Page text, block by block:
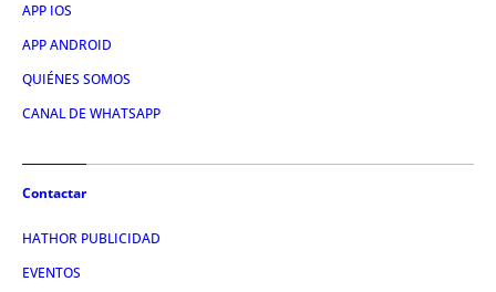
APP IOS
APP ANDROID
QUIÉNES SOMOS
CANAL DE WHATSAPP
Contactar
HATHOR PUBLICIDAD
EVENTOS